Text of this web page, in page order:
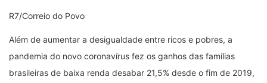
R7/Correio do Povo
Além de aumentar a desigualdade entre ricos e pobres, a
pandemia do novo coronavírus fez os ganhos das famílias
brasileiras de baixa renda desabar 21,5% desde o fim de 2019,